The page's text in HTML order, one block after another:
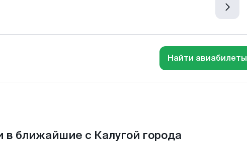
Найти авиабилеты
ближайшие с Калугой города